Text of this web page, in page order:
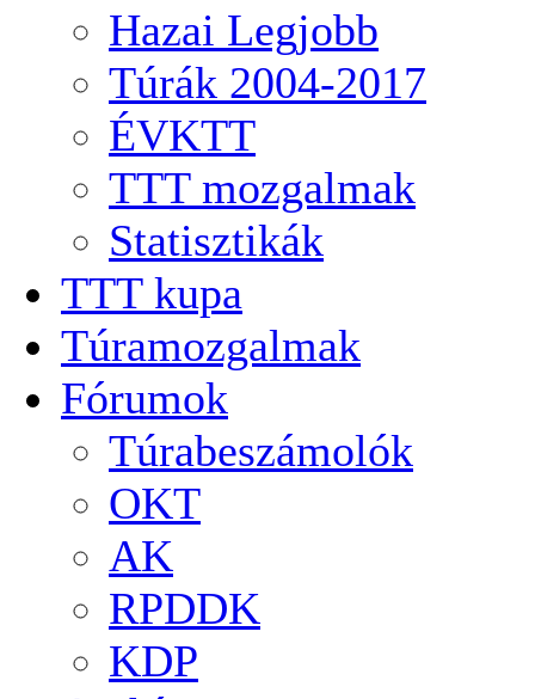
Hazai Legjobb
Túrák 2004-2017
ÉVKTT
TTT mozgalmak
Statisztikák
TTT kupa
Túramozgalmak
Fórumok
Túrabeszámolók
OKT
AK
RPDDK
KDP